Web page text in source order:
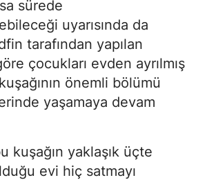
sürede
uyarısında da
tarafından yapılan
çocukları evden ayrılmış
önemli bölümü
yaşamaya devam
kuşağın yaklaşık üçte
evi hiç satmayı